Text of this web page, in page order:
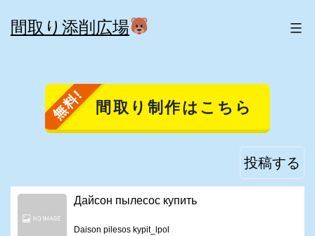
ン間取り添削広場
間取り制作はこちら
投稿する
Дайсон пылесос купить
Daison pilesos kypit_lpol